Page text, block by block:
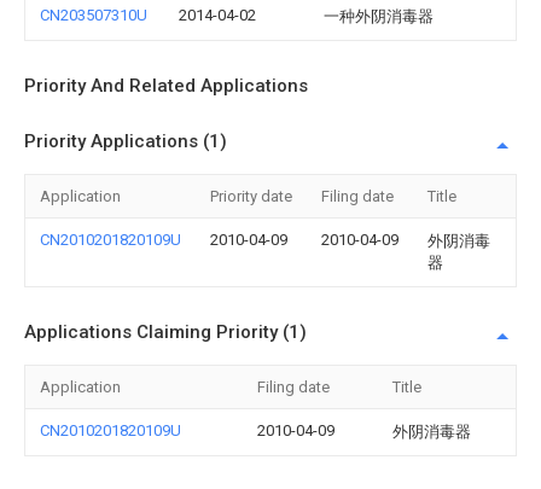
CN203507310U 2014-04-02 一种外阴消毒器
Priority And Related Applications
Priority Applications (1)
Application Priority date Filing date Title
CN2010201820109U 2010-04-09 2010-04-09
外阴消毒
器
Applications Claiming Priority (1)
Application Filing date Title
CN2010201820109U 2010-04-09 外阴消毒器